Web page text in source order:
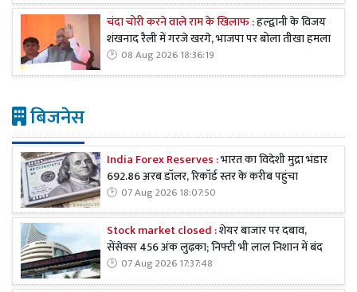
चंदा चोरी करने वाले राम के खिलाफ :हल्द्वानी के विजय
शंखनाद रैली में गरजे खरगे, भाजपा पर बोला तीखा हमला
08 Aug 2026 18:36:19
बिजनेस
India Forex Reserves :भारत का विदेशी मुद्रा भंडार
692.86 अरब डॉलर, रिकॉर्ड स्तर के करीब पहुंचा
07 Aug 2026 18:07:50
Stock market closed :शेयर बाजार पर दबाव,
सेंसेक्स 456 अंक लुढ़का; निफ्टी भी लाल निशान में बंद
07 Aug 2026 17:37:48